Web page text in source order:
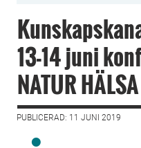
13-14 juni
NATUR
PUBLICERAD: 11 JUNI 2019